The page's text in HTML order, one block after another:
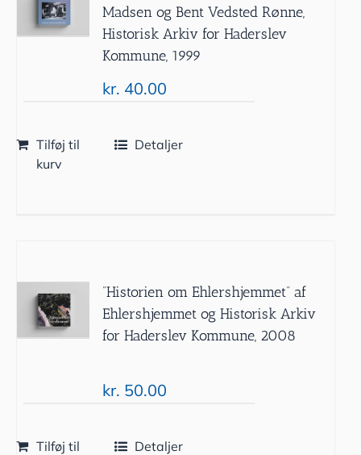
Madsen og Bent Vedsted Rønne,
Historisk Arkiv for Haderslev
Kommune, 1999
kr. 40.00
Tilføj til
kurv
Detaljer
”Historien om Ehlershjemmet” af
Ehlershjemmet og Historisk Arkiv
for Haderslev Kommune, 2008
kr. 50.00
Tilføj til
Detaljer